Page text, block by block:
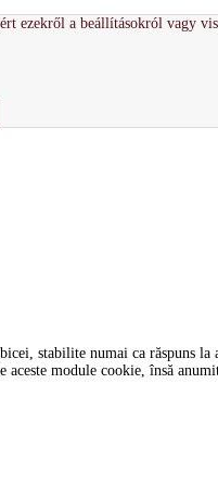
ezekről a beállításokról vagy
stabilite numai ca răspuns
module cookie, însă